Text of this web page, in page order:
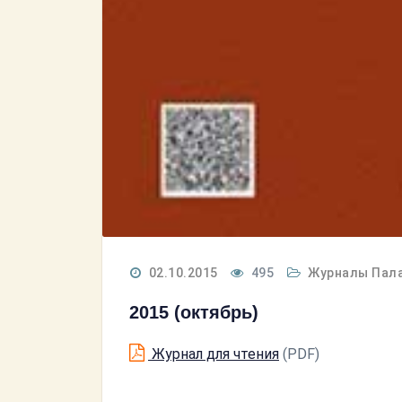
02.10.2015 495 Журналы
2015 (октябрь)
Журнал для чтения (PDF)